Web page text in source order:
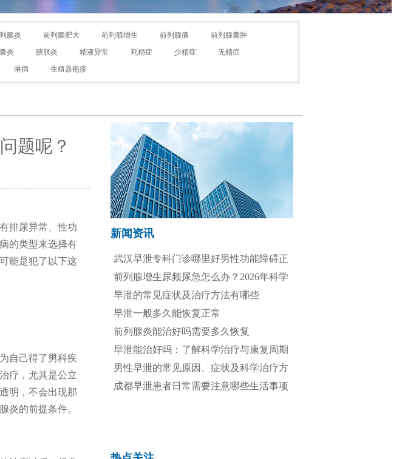
腺炎 前列腺肥大 前列腺增生 前列腺痛
前列腺囊肿
炎 膀胱炎 精液异常 死精症 少精症
无精症
淋病 生殖器疱疹
题呢？
排尿异常、性功
的类型来选择有
能是犯了以下这
自己得了男科疾
疗，尤其是公立
明，不会出现那
炎的前提条件。
新闻资讯
武汉早泄专科门诊哪里好男性功能障碍正
规诊疗
前列腺增生尿频尿急怎么办？2026年科学
治疗方法全解析
早泄的常见症状及治疗方法有哪些
早泄一般多久能恢复正常
前列腺炎能治好吗需要多久恢复
早泄能治好吗：了解科学治疗与康复周期
男性早泄的常见原因、症状及科学治疗方
法
成都早泄患者日常需要注意哪些生活事项